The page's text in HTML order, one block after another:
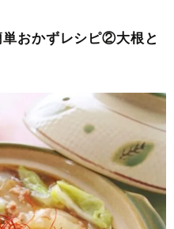
単おかずレシピ②大根と